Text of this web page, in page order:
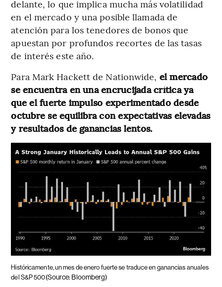
delante, lo que implica mucha más volatilidad
en el mercado y una posible llamada de
atención para los tenedores de bonos que
apuestan por profundos recortes de las tasas
de interés este año.
Para Mark Hackett de Nationwide, el mercado
se encuentra en una encrucijada crítica ya
que el fuerte impulso experimentado desde
octubre se equilibra con expectativas elevadas
y resultados de ganancias lentos.
Históricamente, un mes de enero fuerte se traduce en ganancias anuales
del S&P 500(Source: Bloomberg)